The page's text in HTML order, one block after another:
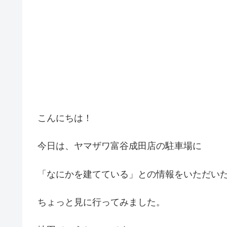
こんにちは！
今日は、ヤマザワ富谷成田店の駐車場に
「なにかを建てている」との情報をいただい
ちょっと見に行ってみました。